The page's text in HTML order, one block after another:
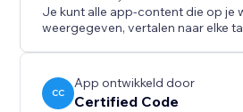
Je kunt alle app-content die op je
weergegeven, vertalen naar elke
CC
App ontwikkeld door
Certified Code